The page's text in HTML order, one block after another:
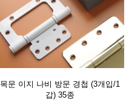
목문 이지 나비 방문 경첩 (3개입/1
갑) 35종